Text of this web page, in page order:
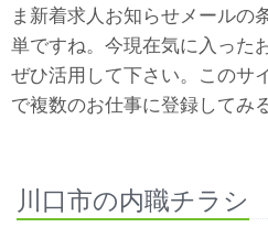
ま新着求人お知らせメールの
単ですね。今現在気に入った
ぜひ活用して下さい。このサ
で複数のお仕事に登録してみ
川口市の内職チラシ